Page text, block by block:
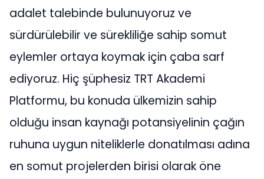
adalet talebinde bulunuyoruz ve
sürdürülebilir ve sürekliliğe sahip somut
eylemler ortaya koymak için çaba sarf
ediyoruz. Hiç şüphesiz TRT Akademi
Platformu, bu konuda ülkemizin sahip
olduğu insan kaynağı potansiyelinin çağın
ruhuna uygun niteliklerle donatılması adına
en somut projelerden birisi olarak öne